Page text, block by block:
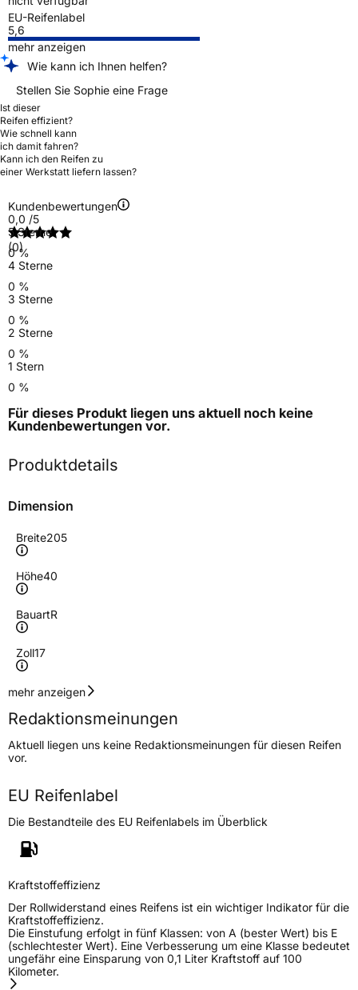
EU-Reifenlabel
5,6
mehr anzeigen
Wie kann ich Ihnen helfen?
Stellen Sie Sophie eine Frage
Ist dieser
Reifen effizient?
Wie schnell kann
ich damit fahren?
Kann ich den Reifen zu
einer Werkstatt liefern lassen?
Kundenbewertungen
0,0 /5
(0)
5 Sterne
0 %
4 Sterne
0 %
3 Sterne
0 %
2 Sterne
0 %
1 Stern
0 %
Für dieses Produkt liegen uns aktuell noch keine
Kundenbewertungen vor.
Produktdetails
Dimension
Breite205
Höhe40
BauartR
Zoll17
Geschwindigkeitsindex
Höchstgeschwindigkeit
270 km/h
Lastindex84
Höchstlast500 kg
Generelle Merkmale
Fahrzeugtyp
VerwendungSommerreifen
ModellnameDH202
FahrzeugartPKW & SUV
Weitere Eigenschaften
mehr anzeigen
Redaktionsmeinungen
Aktuell liegen uns keine Redaktionsmeinungen für diesen Reifen
vor.
EU Reifenlabel
Die Bestandteile des EU Reifenlabels im Überblick
Kraftstoffeffizienz
Der Rollwiderstand eines Reifens ist ein wichtiger Indikator für die
Kraftstoffeffizienz.
Die Einstufung erfolgt in fünf Klassen: von A (bester Wert) bis E
(schlechtester Wert). Eine Verbesserung um eine Klasse bedeutet
ungefähr eine Einsparung von 0,1 Liter Kraftstoff auf 100
Kilometer.